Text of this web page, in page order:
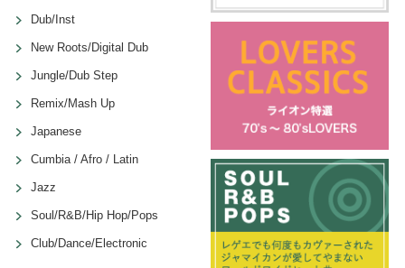
Dub/Inst
New Roots/Digital Dub
Jungle/Dub Step
Remix/Mash Up
Japanese
Cumbia / Afro / Latin
Jazz
Soul/R&B/Hip Hop/Pops
Club/Dance/Electronic